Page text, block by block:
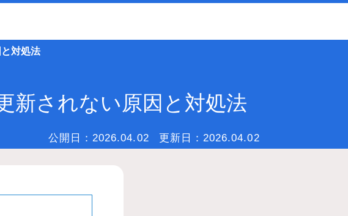
対処法
新されない原因と対処法
公開日： 2026.04.02 更新日： 2026.04.02